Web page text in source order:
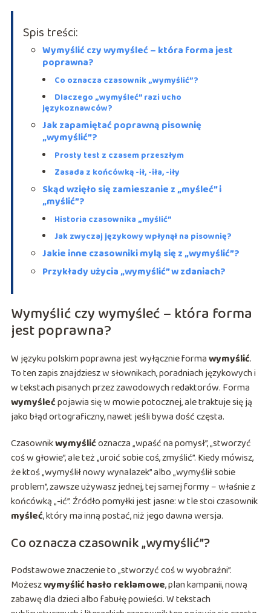
Spis treści:
Wymyślić czy wymyśleć – która forma jest
poprawna?
Co oznacza czasownik „wymyślić”?
Dlaczego „wymyśleć” razi ucho
językoznawców?
Jak zapamiętać poprawną pisownię
„wymyślić”?
Prosty test z czasem przeszłym
Zasada z końcówką -ił, -iła, -iły
Skąd wzięło się zamieszanie z „myśleć” i
„myślić”?
Historia czasownika „myślić”
Jak zwyczaj językowy wpłynął na pisownię?
Jakie inne czasowniki mylą się z „wymyślić”?
Przykłady użycia „wymyślić” w zdaniach?
Wymyślić czy wymyśleć – która forma
jest poprawna?
W języku polskim poprawna jest wyłącznie formawymyślić.
To ten zapis znajdziesz w słownikach, poradniach językowych i
w tekstach pisanych przez zawodowych redaktorów. Forma
wymyślećpojawia się w mowie potocznej, ale traktuje się ją
jako błąd ortograficzny, nawet jeśli bywa dość częsta.
Czasownikwymyślićoznacza „wpaść na pomysł”, „stworzyć
coś w głowie”, ale też „uroić sobie coś, zmyślić”. Kiedy mówisz,
że ktoś „wymyślił nowy wynalazek” albo „wymyślił sobie
problem”, zawsze używasz jednej, tej samej formy – właśnie z
końcówką „-ić”. Źródło pomyłki jest jasne: w tle stoi czasownik
myśleć, który ma inną postać, niż jego dawna wersja.
Co oznacza czasownik „wymyślić”?
Podstawowe znaczenie to „stworzyć coś w wyobraźni”.
Możeszwymyślić hasło reklamowe, plan kampanii, nową
zabawę dla dzieci albo fabułę powieści. W tekstach